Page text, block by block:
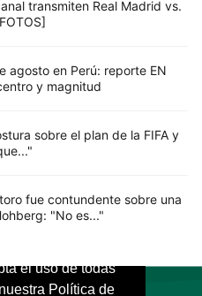
mejorar la
el uso de todas
Política de
transmiten Real Madrid vs.
agosto en Perú: reporte EN
y magnitud
sobre el plan de la FIFA y
fue contundente sobre una
"No es..."